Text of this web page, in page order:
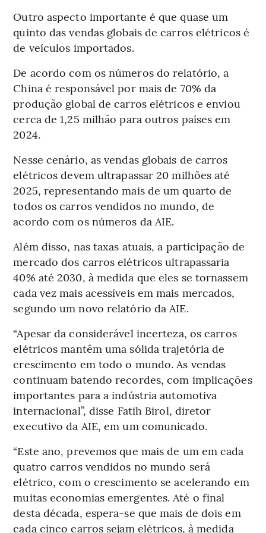
Outro aspecto importante é que quase um
quinto das vendas globais de carros elétricos é
de veículos importados.
De acordo com os números do relatório, a
China é responsável por mais de 70% da
produção global de carros elétricos e enviou
cerca de 1,25 milhão para outros países em
2024.
Nesse cenário, as vendas globais de carros
elétricos devem ultrapassar 20 milhões até
2025, representando mais de um quarto de
todos os carros vendidos no mundo, de
acordo com os números da AIE.
Além disso, nas taxas atuais, a participação de
mercado dos carros elétricos ultrapassaria
40% até 2030, à medida que eles se tornassem
cada vez mais acessíveis em mais mercados,
segundo um novo relatório da AIE.
“Apesar da considerável incerteza, os carros
elétricos mantêm uma sólida trajetória de
crescimento em todo o mundo. As vendas
continuam batendo recordes, com implicações
importantes para a indústria automotiva
internacional”, disse Fatih Birol, diretor
executivo da AIE, em um comunicado.
“Este ano, prevemos que mais de um em cada
quatro carros vendidos no mundo será
elétrico, com o crescimento se acelerando em
muitas economias emergentes. Até o final
desta década, espera-se que mais de dois em
cada cinco carros sejam elétricos, à medida